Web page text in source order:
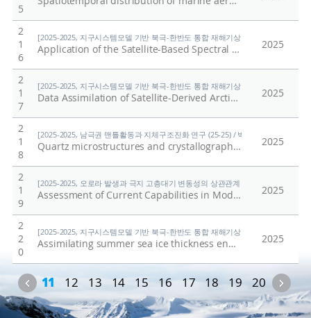
5
2
1
6
[2025-2025, 지구시스템모델 기반 북극-한반도 통합 재해기상 예측 시스템
Application of the Satellite-Based Spectral Relationship to the Vertical Localization for the Microwave Humidity Sounder in the Ensemble Kalman Filter 2025
2
1
7
[2025-2025, 지구시스템모델 기반 북극-한반도 통합 재해기상 예측 시스템
Data Assimilation of Satellite-Derived Arctic Sea-Ice Thickness During Boreal Summer 2025
2
1
8
[2025-2025, 남극권 맨틀활동과 지체구조진화 연구 (25-25) / 박숭현]
Quartz microstructures and crystallographic preferred orientation analysis across the Himalayan metamorphic core reveal exhumation through changing taper angle and strain partitioning along discreet fault zones 2025
2
1
9
[2025-2025, 오로라 발생과 극지 고층대기 변동성의 상관관계 규명 (25-25) / 지건
Assessment of Current Capabilities in Modeling the Ionospheric Climatology for Space Weather Applications: foF2 and hmF2-II 2025
2
2
0
[2025-2025, 지구시스템모델 기반 북극-한반도 통합 재해기상 예측 시스템
Assimilating summer sea ice thickness enhances predictions of Arctic sea ice and surrounding atmosphere within two months 2025
Previous
11 12 13 14 15 16 17 18 19 20